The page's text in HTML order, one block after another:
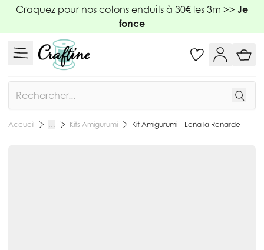
Allez au contenu
Craquez pour nos cotons enduits à 30€ les 3m >> Je
fonce
Accueil … Kits Amigurumi Kit Amigurumi – Lena la Renarde